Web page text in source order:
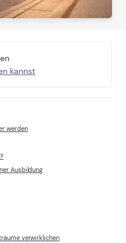
kannst
werden
Ausbildung
verwirklichen